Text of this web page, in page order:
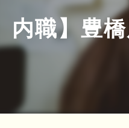
内職】豊